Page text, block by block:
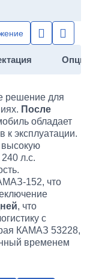
решение для
После
обладает
к эксплуатации.
высокую
л.с.
152, что
, что
с
КАМАЗ 53228,
временем